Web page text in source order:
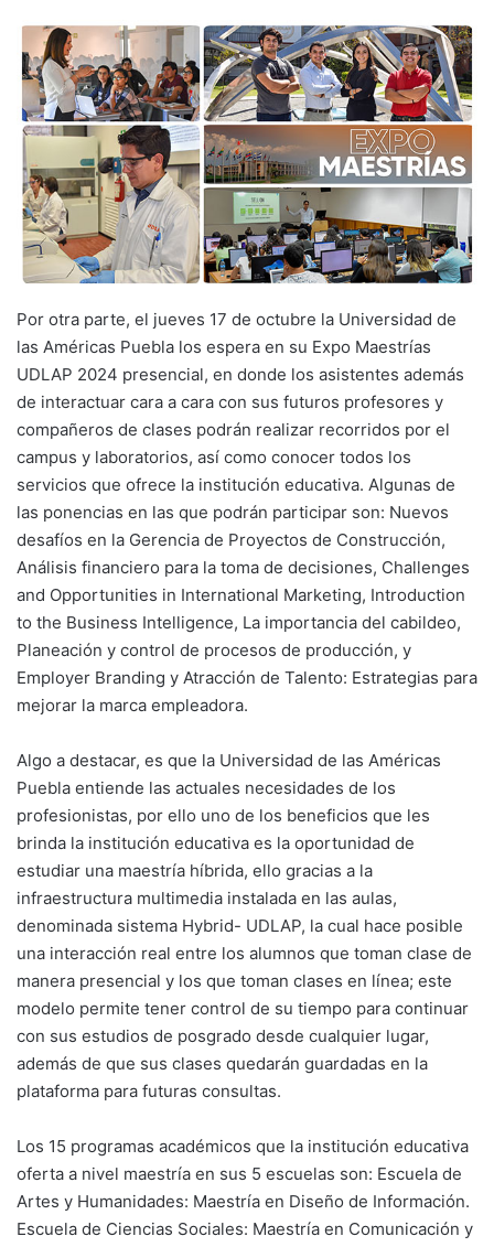
Por otra parte, el jueves 17 de octubre la Universidad de
las Américas Puebla los espera en su Expo Maestrías
UDLAP 2024 presencial, en donde los asistentes además
de interactuar cara a cara con sus futuros profesores y
compañeros de clases podrán realizar recorridos por el
campus y laboratorios, así como conocer todos los
servicios que ofrece la institución educativa. Algunas de
las ponencias en las que podrán participar son: Nuevos
desafíos en la Gerencia de Proyectos de Construcción,
Análisis financiero para la toma de decisiones, Challenges
and Opportunities in International Marketing, Introduction
to the Business Intelligence, La importancia del cabildeo,
Planeación y control de procesos de producción, y
Employer Branding y Atracción de Talento: Estrategias para
mejorar la marca empleadora.
Algo a destacar, es que la Universidad de las Américas
Puebla entiende las actuales necesidades de los
profesionistas, por ello uno de los beneficios que les
brinda la institución educativa es la oportunidad de
estudiar una maestría híbrida, ello gracias a la
infraestructura multimedia instalada en las aulas,
denominada sistema Hybrid- UDLAP, la cual hace posible
una interacción real entre los alumnos que toman clase de
manera presencial y los que toman clases en línea; este
modelo permite tener control de su tiempo para continuar
con sus estudios de posgrado desde cualquier lugar,
además de que sus clases quedarán guardadas en la
plataforma para futuras consultas.
Los 15 programas académicos que la institución educativa
oferta a nivel maestría en sus 5 escuelas son: Escuela de
Artes y Humanidades: Maestría en Diseño de Información.
Escuela de Ciencias Sociales: Maestría en Comunicación y